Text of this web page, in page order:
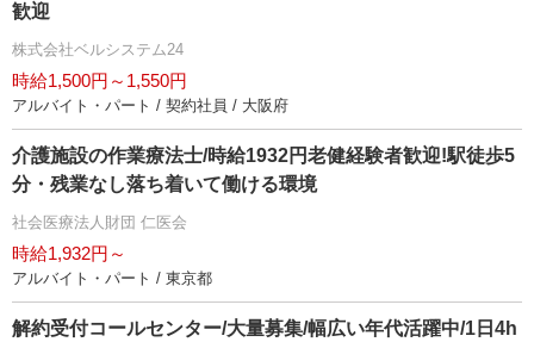
歓迎
株式会社ベルシステム24
時給1,500円～1,550円
アルバイト・パート / 契約社員 / 大阪府
介護施設の作業療法士/時給1932円老健経験者歓迎!駅徒歩5
分・残業なし落ち着いて働ける環境
社会医療法人財団 仁医会
時給1,932円～
アルバイト・パート / 東京都
解約受付コールセンター/大量募集/幅広い年代活躍中/1日4h